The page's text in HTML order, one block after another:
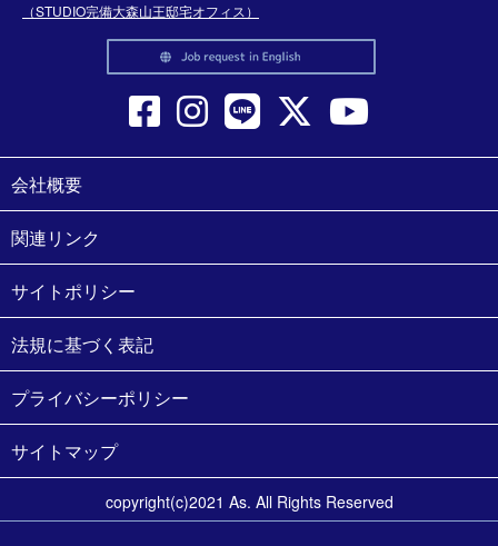
（STUDIO完備大森山王邸宅オフィス）
会社概要
関連リンク
サイトポリシー
法規に基づく表記
プライバシーポリシー
サイトマップ
copyright(c)2021 As. All Rights Reserved